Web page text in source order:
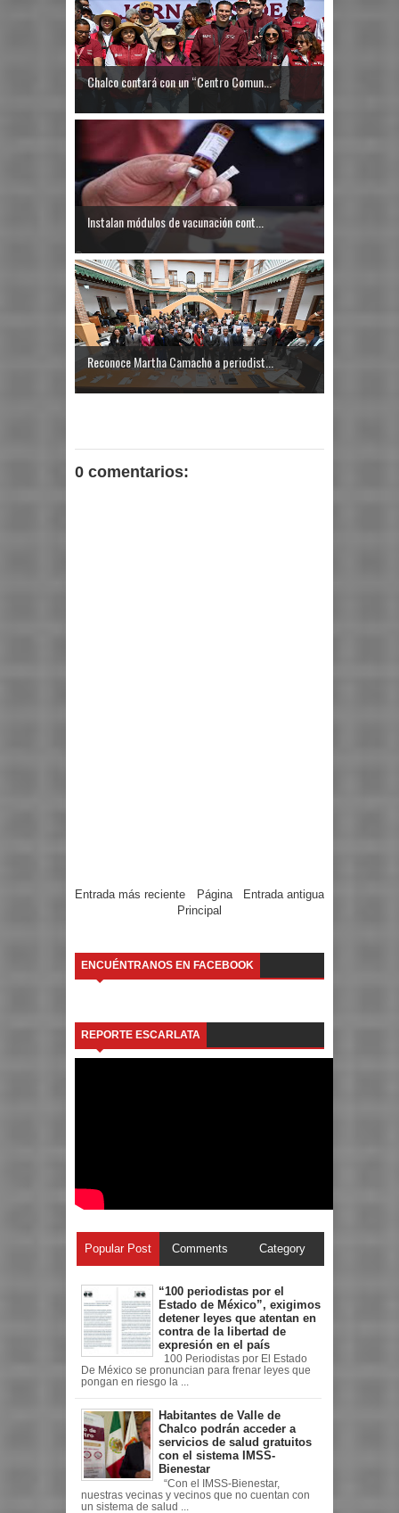
Chalco contará con un “Centro Comun...
Instalan módulos de vacunación cont...
Reconoce Martha Camacho a periodist...
0 comentarios:
Entrada más reciente Entrada antigua
Página
Principal
ENCUÉNTRANOS EN FACEBOOK
REPORTE ESCARLATA
Popular Post Comments Category
“100 periodistas por el
Estado de México”, exigimos
detener leyes que atentan en
contra de la libertad de
expresión en el país
100 Periodistas por El Estado
De México se pronuncian para frenar leyes que
pongan en riesgo la ...
Habitantes de Valle de
Chalco podrán acceder a
servicios de salud gratuitos
con el sistema IMSS-
Bienestar
“Con el IMSS-Bienestar,
nuestras vecinas y vecinos que no cuentan con
un sistema de salud ...